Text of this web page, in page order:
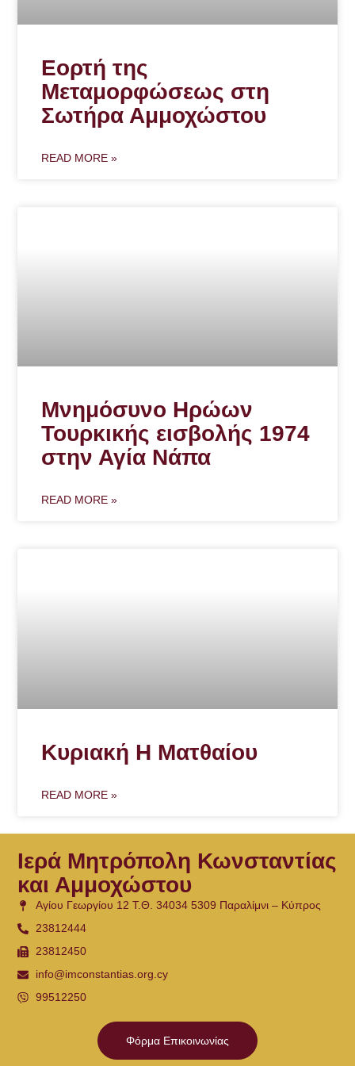
Εορτή της
Μεταμορφώσεως στη
Σωτήρα Αμμοχώστου
READ MORE »
Μνημόσυνο Ηρώων
Τουρκικής εισβολής 1974
στην Αγία Νάπα
READ MORE »
Κυριακή Η Ματθαίου
READ MORE »
Ιερά Μητρόπολη Κωνσταντίας
και Αμμοχώστου
Αγίου Γεωργίου 12 Τ.Θ. 34034 5309 Παραλίμνι – Κύπρος
23812444
23812450
info@imconstantias.org.cy
99512250
Φόρμα Επικοινωνίας